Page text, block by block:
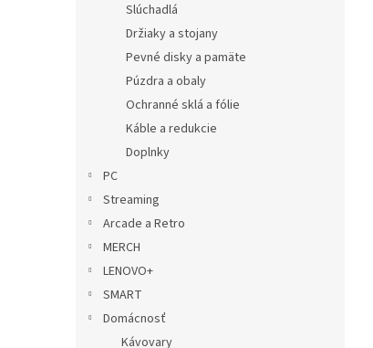
Slúchadlá
Držiaky a stojany
Pevné disky a pamäte
Púzdra a obaly
Ochranné sklá a fólie
Káble a redukcie
Doplnky
PC
Streaming
Arcade a Retro
MERCH
LENOVO+
SMART
Domácnosť
Kávovary